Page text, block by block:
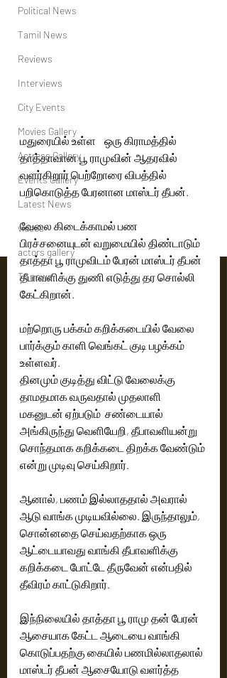
Political News
Tamil News
Reviews
Interviews
City Events
Movies Gallery
Actress Gallery
Events Gallery
Latest News
videos
actors gallery
Tv news
மதுரையில் உள்ள    ஒரு கிராமத்தில்
தாத்தாவான பூ ராமுவின் ஆதரவில்
வளர்கிறார் பெற்றோரை விபத்தில்
பறிகொடுத்த பேரனான மாஸ்டர் தீபன்.
வேலை கிடைக்காமல் பண
பிரச்சனையுடன் வறுமையில் திண்டாடும்
தாத்தா பூ ராமுவிடம் பேரன் மாஸ்டர் தீபன்
தீபாவளிக்கு துணி எடுத்து தர சொல்லி
கேட்கிறான்.
மற்றொரு பக்கம் கறிக்கடையில் வேலை
பார்க்கும் காளி வெங்கட் குடி பழக்கம்
உள்ளவர்.
தினமும் குடித்து விட்டு வேலைக்கு
தாமதமாக வருவதால் முதலாளி
மகனுடன் ஏற்படும்  சண்டையால்
அங்கிருந்து வெளியேறி, தீபாவளியன்று
சொந்தமாக கறிக்கடை திறக்க வேண்டும்
என்று முடிவு செய்கிறார்.
ஆனால், பணம் இல்லாததால் அவரால்
ஆடு வாங்க முடியவில்லை. இருந்தாலும்,
சொன்னதை செய்வதற்காக ஒரு
ஆட்டையாவது வாங்கி தீபாவளிக்கு
கறிக்கடை போட்டே தீருவேன் என்பதில்
தீவிரம் காட்டுகிறார்.
இந்நிலையில் தாத்தா பூ ராமு தன் பேரன்
ஆசையாக கேட்ட ஆடையை வாங்கி
கொடுப்பதற்கு கையில் பணமில்லாதலால்
மாஸ்டர் தீபன் ஆசையோடு வளர்த்த